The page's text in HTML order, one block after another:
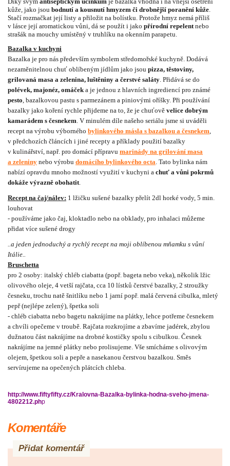
kůže, jako jsou bodnutí a kousnutí hmyzem či drobnější poranění kůže.
Stačí rozmačkat její listy a přiložit na bolístku. Protože hmyz nemá příliš
v lásce její aromatickou vůni, dá se použít i jako přírodní repelentnebo
strašák na mouchy umístěný v truhlíku na okenním parapetu.
Bazalka v kuchyni
Bazalka je pro nás především symbolem středomořské kuchyně. Dodává
nezaměnitelnou chuť oblíbeným jídlům jako jsou pizza, těstoviny,
grilovaná masa a zelenina, luštěniny a čerstvé saláty. Přidává se do
polévek, majonéz, omáček a je jednou z hlavních ingrediencí pro známé
pesto, bazalkovou pastu s parmezánem a piniovými oříšky. Při používání
bazalky jako koření rychle přijdeme na to, že je chuťově velice dobrým
kamarádem s česnekem. V minulém díle našeho seriálu jsme si uváděli
recept na výrobu výborného bylinkového másla s bazalkou a česnekem,
v předchozích článcích i jiné recepty a příklady použití bazalky
v kulinářství, např. pro domácí přípravu marinády na grilování masa
a zeleniny nebo výrobu domácího bylinkového octa. Tato bylinka nám
nabízí opravdu mnoho možností využití v kuchyni a chuť a vůni pokrmů
dokáže výrazně obohatit.
Recept na čaj/nálev: 1 lžičku sušené bazalky přelít 2dl horké vody, 5 min.
louhovat
- používáme jako čaj, kloktadlo nebo na obklady, pro inhalaci můžeme
přidat více sušené drogy
..a jeden jednoduchý a rychlý recept na moji oblíbenou mňamku s vůní
Itálie..
Bruschetta
pro 2 osoby: italský chléb ciabatta (popř. bageta nebo veka), několik lžic
olivového oleje, 4 vetší rajčata, cca 10 lístků čerstvé bazalky, 2 stroužky
česneku, trochu natě šnitlíku nebo 1 jarní popř. malá červená cibulka, mletý
pepř (nejlépe zelený), špetka soli
- chléb ciabatta nebo bagetu nakrájíme na plátky, lehce potřeme česnekem
a chvíli opečeme v troubě. Rajčata rozkrojíme a zbavíme jadérek, zbylou
dužnatou část nakrájíme na drobné kostičky spolu s cibulkou. Česnek
nakrájíme na jemné plátky nebo prolisujeme. Vše smícháme s olivovým
olejem, špetkou soli a pepře a nasekanou čerstvou bazalkou. Směs
servírujeme na opečených plátcích chleba.
http://www.fiftyfifty.cz/Kralovna-Bazalka-bylinka-hodna-sveho-jmena-
4802212.php
Komentáře
Přidat komentář